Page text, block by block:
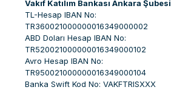
Vakıf Katılım Bankası Ankara Şubesi
TL-Hesap IBAN No:
TR360021000000016349000002
ABD Doları Hesap IBAN No:
TR520021000000016349000102
Avro Hesap IBAN No:
TR950021000000016349000104
Banka Swift Kod No: VAKFTRISXXX